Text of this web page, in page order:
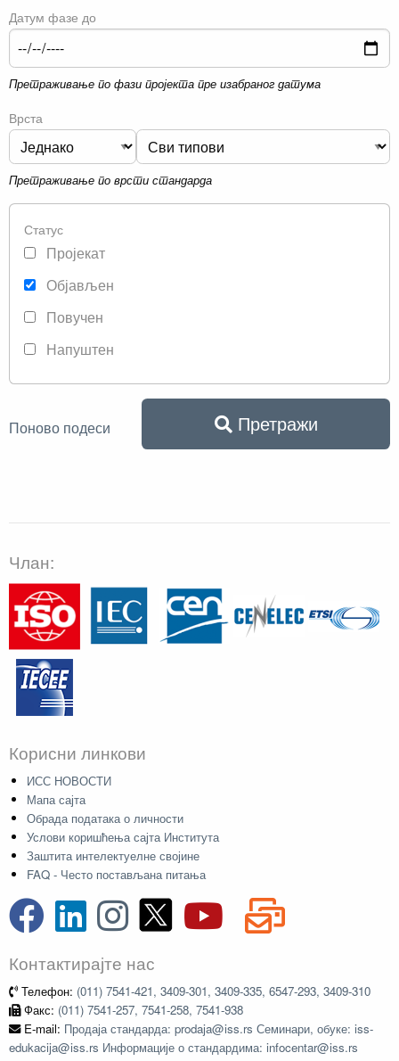
Датум фазе до
Претраживање по фази пројекта пре изабраног датума
Врста
Претраживање по врсти стандарда
Статус
Пројекат
Објављен
Повучен
Напуштен
Поново подеси Претражи
Члан:
Корисни линкови
ИСС НОВОСТИ
Мапа сајта
Обрада података о личности
Услови коришћења сајта Института
Заштита интелектуелне својине
FAQ - Често постављана питања
Контактирајте нас
Телефон: (011) 7541-421, 3409-301, 3409-335, 6547-293, 3409-310
Факс: (011) 7541-257, 7541-258, 7541-938
E-mail: Продаја стандарда: prodaja@iss.rs Семинари, обуке: iss-
edukacija@iss.rs Информације о стандардима: infocentar@iss.rs